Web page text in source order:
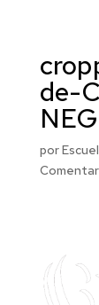
de-
por